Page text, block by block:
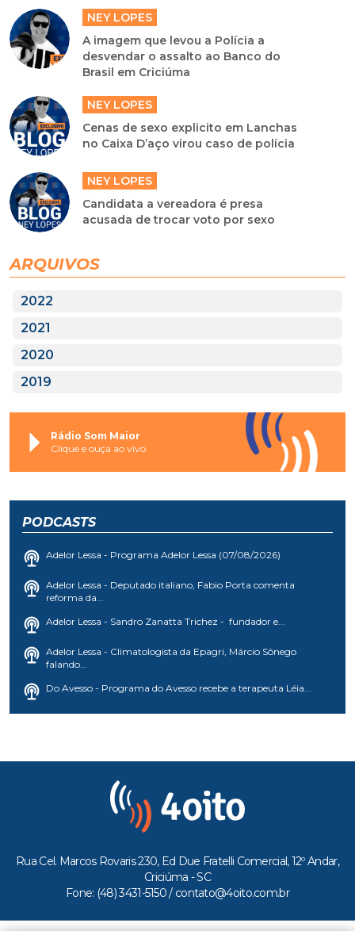
NEY LOPES
A imagem que levou a Polícia a
desvendar o assalto ao Banco do
Brasil em Criciúma
NEY LOPES
Cenas de sexo explicito em Lanchas
no Caixa D’aço virou caso de polícia
NEY LOPES
Candidata a vereadora é presa
acusada de trocar voto por sexo
ARQUIVOS
2022
2021
2020
2019
Rádio Som Maior
Clique e ouça ao vivo
PODCASTS
Adelor Lessa - Programa Adelor Lessa (07/08/2026)
Adelor Lessa - Deputado italiano, Fabio Porta comenta
reforma da...
Adelor Lessa - Sandro Zanatta Trichez - fundador e...
Adelor Lessa - Climatologista da Epagri, Márcio Sônego
falando...
Do Avesso - Programa do Avesso recebe a terapeuta Léia...
Rua Cel. Marcos Rovaris 230, Ed Due Fratelli Comercial, 12º Andar,
Criciúma - SC
Fone: (48) 3431-5150 / contato@4oito.com.br